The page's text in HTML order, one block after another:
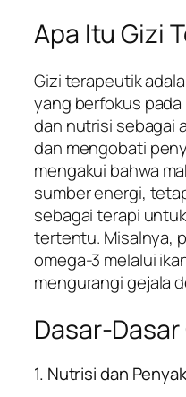
Apa Itu Gizi
Gizi terapeutik
yang berfokus
dan nutrisi sebagai
dan mengobati
mengakui bahwa
sumber energi,
sebagai terapi
tertentu. Misalnya,
omega-3 melalui
mengurangi gejala
Dasar-
1. Nutrisi dan